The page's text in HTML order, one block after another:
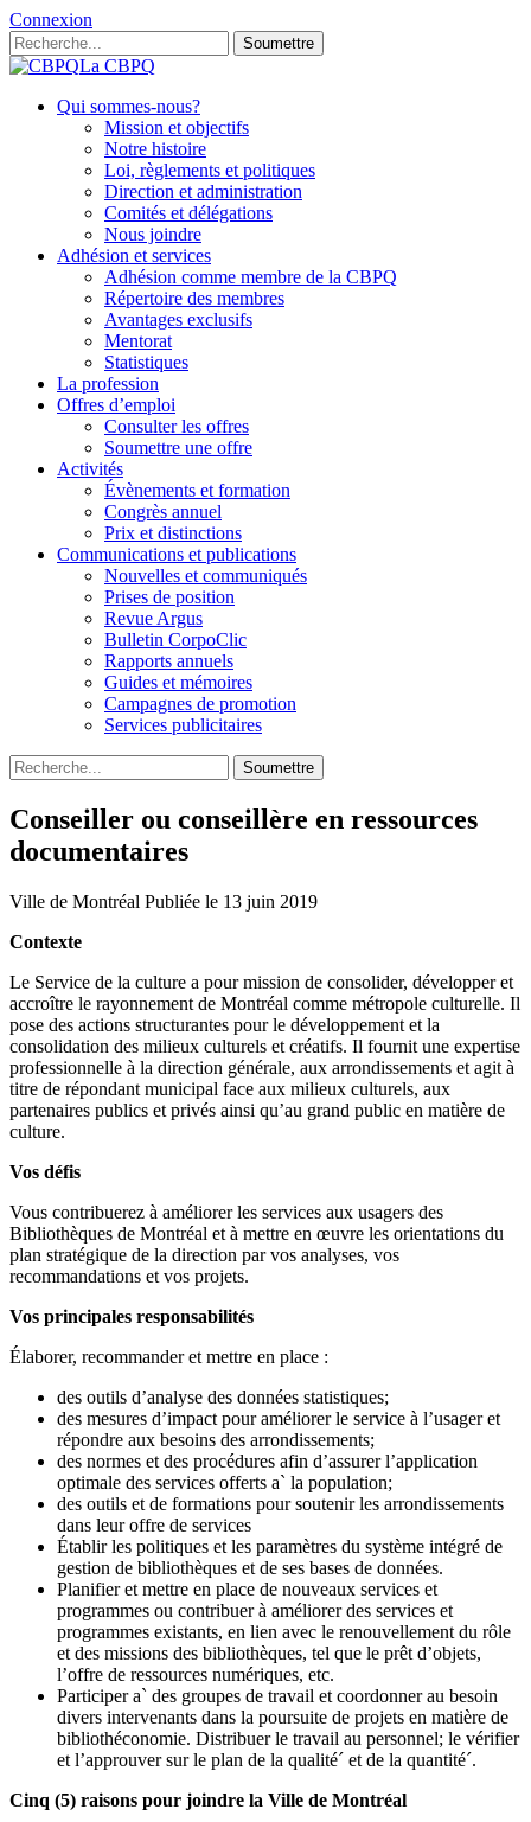
Connexion
Soumettre
La CBPQ
Qui sommes-nous?
Mission et objectifs
Notre histoire
Loi, règlements et politiques
Direction et administration
Comités et délégations
Nous joindre
Adhésion et services
Adhésion comme membre de la CBPQ
Répertoire des membres
Avantages exclusifs
Mentorat
Statistiques
La profession
Offres d’emploi
Consulter les offres
Soumettre une offre
Activités
Évènements et formation
Congrès annuel
Prix et distinctions
Communications et publications
Nouvelles et communiqués
Prises de position
Revue Argus
Bulletin CorpoClic
Rapports annuels
Guides et mémoires
Campagnes de promotion
Services publicitaires
Soumettre
Conseiller ou conseillère en ressources
documentaires
Ville de Montréal Publiée le 13 juin 2019
Contexte
Le Service de la culture a pour mission de consolider, développer et
accroître le rayonnement de Montréal comme métropole culturelle. Il
pose des actions structurantes pour le développement et la
consolidation des milieux culturels et créatifs. Il fournit une expertise
professionnelle à la direction générale, aux arrondissements et agit à
titre de répondant municipal face aux milieux culturels, aux
partenaires publics et privés ainsi qu’au grand public en matière de
culture.
Vos défis
Vous contribuerez à améliorer les services aux usagers des
Bibliothèques de Montréal et à mettre en œuvre les orientations du
plan stratégique de la direction par vos analyses, vos
recommandations et vos projets.
Vos principales responsabilités
Élaborer, recommander et mettre en place :
des outils d’analyse des données statistiques;
des mesures d’impact pour améliorer le service à l’usager et
répondre aux besoins des arrondissements;
des normes et des procédures afin d’assurer l’application
optimale des services offerts a` la population;
des outils et de formations pour soutenir les arrondissements
dans leur offre de services
Établir les politiques et les paramètres du système intégré de
gestion de bibliothèques et de ses bases de données.
Planifier et mettre en place de nouveaux services et
programmes ou contribuer à améliorer des services et
programmes existants, en lien avec le renouvellement du rôle
et des missions des bibliothèques, tel que le prêt d’objets,
l’offre de ressources numériques, etc.
Participer a` des groupes de travail et coordonner au besoin
divers intervenants dans la poursuite de projets en matière de
bibliothéconomie. Distribuer le travail au personnel; le vérifier
et l’approuver sur le plan de la qualité´ et de la quantité´.
Cinq (5) raisons pour joindre la Ville de Montréal